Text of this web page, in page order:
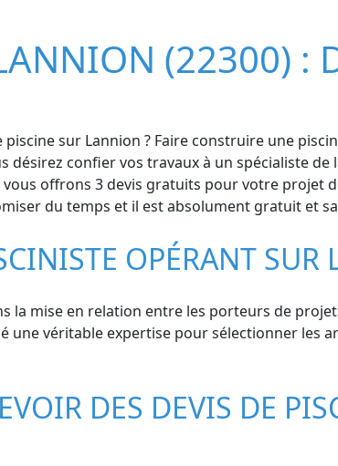
(22300) :
piscine sur Lannion ? Faire construire une
désirez confier vos travaux à un spécialiste
offrons 3 devis gratuits pour votre
du temps et il est absolument gratuit et
OPÉRANT SUR
la mise en relation entre les porteurs de
une véritable expertise pour sélectionner les
DES DEVIS DE